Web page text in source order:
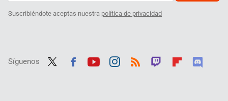
Suscribiéndote aceptas nuestra política de privacidad
Síguenos